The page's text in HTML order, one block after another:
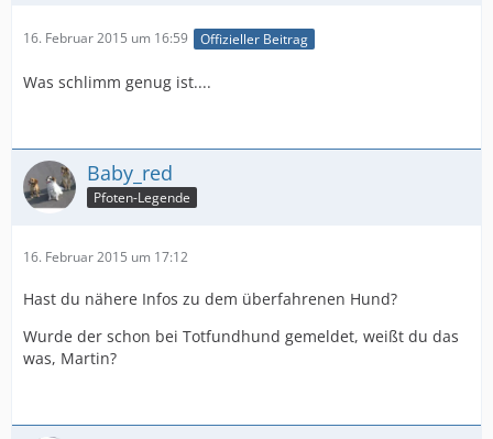
16. Februar 2015 um 16:59 Offizieller Beitrag
Was schlimm genug ist....
Baby_red
Pfoten-Legende
16. Februar 2015 um 17:12
Hast du nähere Infos zu dem überfahrenen Hund?
Wurde der schon bei Totfundhund gemeldet, weißt du das
was, Martin?